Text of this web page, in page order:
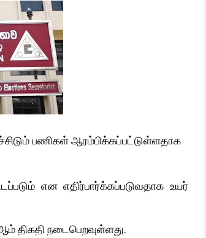
பணிகள் ஆரம்பிக்கப்பட்டுள்ளதாக
என எதிர்பார்க்கப்படுவதாக உயர்
திகதி நடைபெறவுள்ளது.